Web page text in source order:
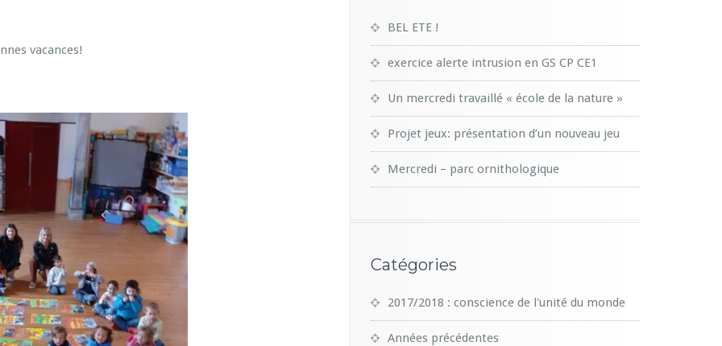
vacances!
BEL ETE !
exercice alerte intrusion en GS CP CE1
Un mercredi travaillé « école de la nature »
Projet jeux: présentation d’un nouveau jeu
Mercredi – parc ornithologique
Catégories
2017/2018 : conscience de l'unité du monde
Années précédentes